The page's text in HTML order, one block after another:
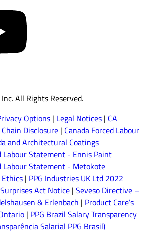
All Rights Reserved.
Options | Legal Notices | CA
Disclosure | Canada Forced Labour
and Architectural Coatings
Labour Statement - Ennis Paint
Labour Statement - Metokote
Ethics | PPG Industries UK Ltd 2022
Act Notice | Seveso Directive –
& Erlenbach | Product Care’s
| PPG Brazil Salary Transparency
Salarial PPG Brasil)